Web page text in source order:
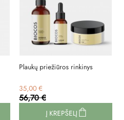
Plaukų priežiūros rinkinys
35,00 €
56,70 €
Į KREPŠELĮ